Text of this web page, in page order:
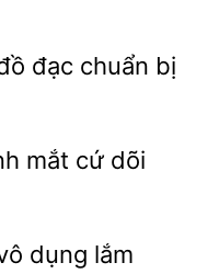
chuẩn bị
mắt cứ dõi
dụng